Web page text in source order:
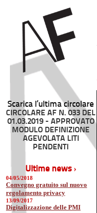
Scarica l’ultima circolare
CIRCOLARE AF N. 033 DEL
01.03.2019 - APPROVATO
MODULO DEFINIZIONE
AGEVOLATA LITI
PENDENTI
Ultime news ›
04/05/2018
Convegno gratuito sul nuovo
regolamento privacy
13/09/2017
Digitalizzazione delle PMI